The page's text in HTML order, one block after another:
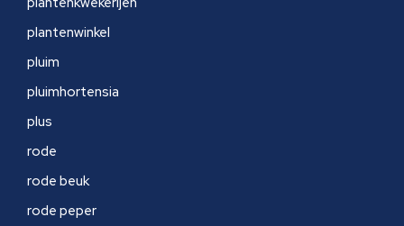
plantenwinkel
pluim
pluimhortensia
plus
rode
rode beuk
rode peper